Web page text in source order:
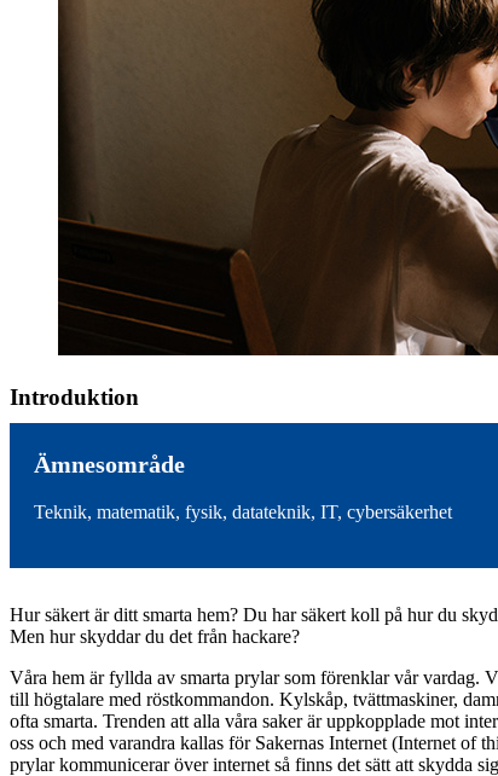
Introduktion
Ämnesområde
Teknik, matematik, fysik, datateknik, IT, cybersäkerhet
Hur säkert är ditt smarta hem? Du har säkert koll på hur du
Men hur skyddar du det från hackare?
Våra hem är fyllda av smarta prylar som förenklar vår vardag.
till högtalare med röstkommandon. Kylskåp, tvättmaskiner,
ofta smarta. Trenden att alla våra saker är uppkopplade mot
oss och med varandra kallas för Sakernas Internet (Internet of
prylar kommunicerar över internet så finns det sätt att skydda